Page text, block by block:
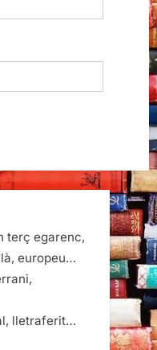
terç egarenc,
europeu…
lletraferit…